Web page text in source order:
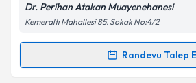
Kişisel verilerimin işlenmesine
Metni'ni okudum ve kişisel
Dr. Perihan Atakan Muayenehanesi
Kemeraltı Mahallesi 85. Sokak No:4/2
Randevu Talep
Randevu Takvimi Talebi